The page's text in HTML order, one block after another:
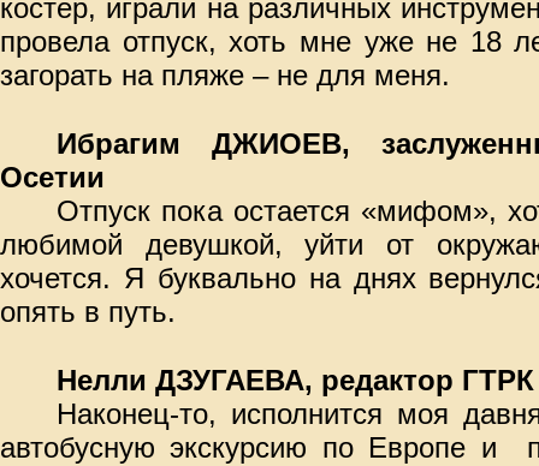
костер, играли на различных
провела отпуск, хоть мне уже не 18
загорать на пляже – не для меня.
Ибрагим ДЖИОЕВ,
Осетии
Отпуск пока остается «мифом»,
любимой девушкой, уйти от
хочется. Я буквально на днях
опять в путь.
Нелли ДЗУГАЕВА, редактор
Наконец-то, исполнится моя
автобусную экскурсию по Европе и